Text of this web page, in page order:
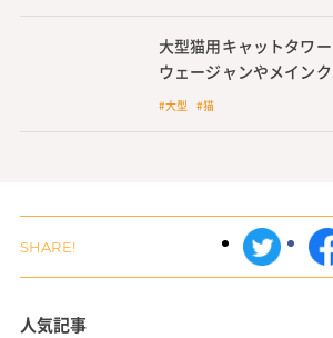
大型猫用キャットタワ
ウェージャンやメイン
ャットタワーも紹介
#大型 #猫
人気記事